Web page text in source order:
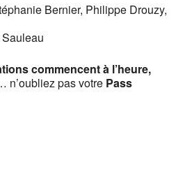
Bernier, Philippe Drouzy,
commencent à l’heure,
n’oubliez pas votre Pass